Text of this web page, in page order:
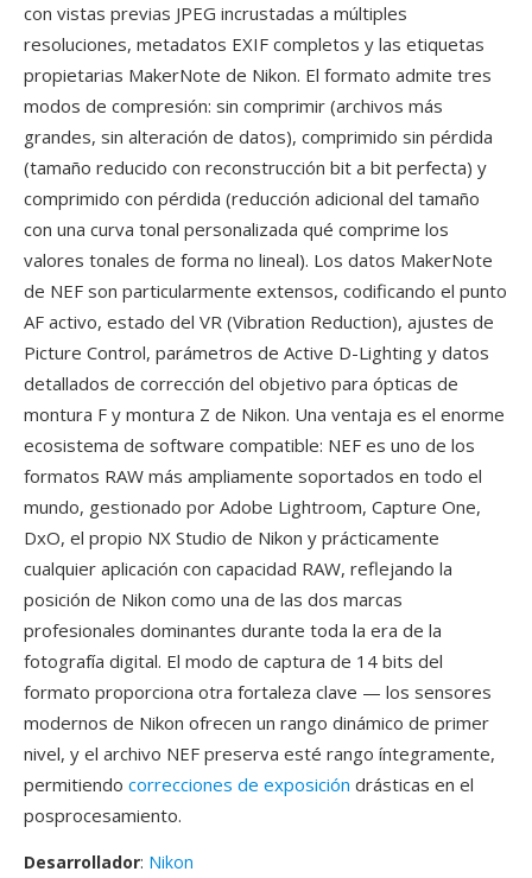
con vistas previas JPEG incrustadas a múltiples
resoluciones, metadatos EXIF completos y las etiquetas
propietarias MakerNote de Nikon. El formato admite tres
modos de compresión: sin comprimir (archivos más
grandes, sin alteración de datos), comprimido sin pérdida
(tamaño reducido con reconstrucción bit a bit perfecta) y
comprimido con pérdida (reducción adicional del tamaño
con una curva tonal personalizada qué comprime los
valores tonales de forma no lineal). Los datos MakerNote
de NEF son particularmente extensos, codificando el punto
AF activo, estado del VR (Vibration Reduction), ajustes de
Picture Control, parámetros de Active D-Lighting y datos
detallados de corrección del objetivo para ópticas de
montura F y montura Z de Nikon. Una ventaja es el enorme
ecosistema de software compatible: NEF es uno de los
formatos RAW más ampliamente soportados en todo el
mundo, gestionado por Adobe Lightroom, Capture One,
DxO, el propio NX Studio de Nikon y prácticamente
cualquier aplicación con capacidad RAW, reflejando la
posición de Nikon como una de las dos marcas
profesionales dominantes durante toda la era de la
fotografía digital. El modo de captura de 14 bits del
formato proporciona otra fortaleza clave — los sensores
modernos de Nikon ofrecen un rango dinámico de primer
nivel, y el archivo NEF preserva esté rango íntegramente,
permitiendo correcciones de exposición drásticas en el
posprocesamiento.
Desarrollador: Nikon